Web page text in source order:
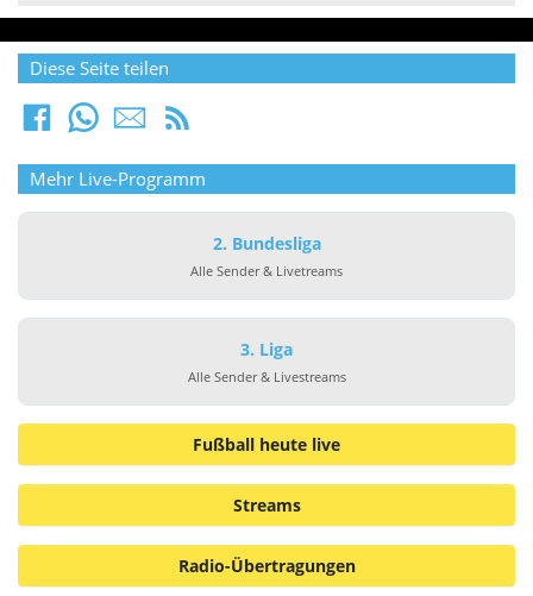
Diese Seite teilen
Mehr Live-Programm
2. Bundesliga
Alle Sender & Livetreams
3. Liga
Alle Sender & Livestreams
Fußball heute live
Streams
Radio-Übertragungen